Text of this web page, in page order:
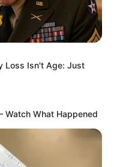
Loss Isn't Age: Just
Watch What Happened